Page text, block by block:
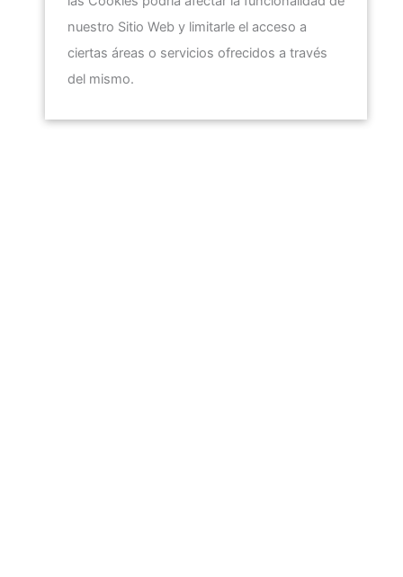
nuestro Sitio Web y limitarle el acceso a
ciertas áreas o servicios ofrecidos a través
del mismo.